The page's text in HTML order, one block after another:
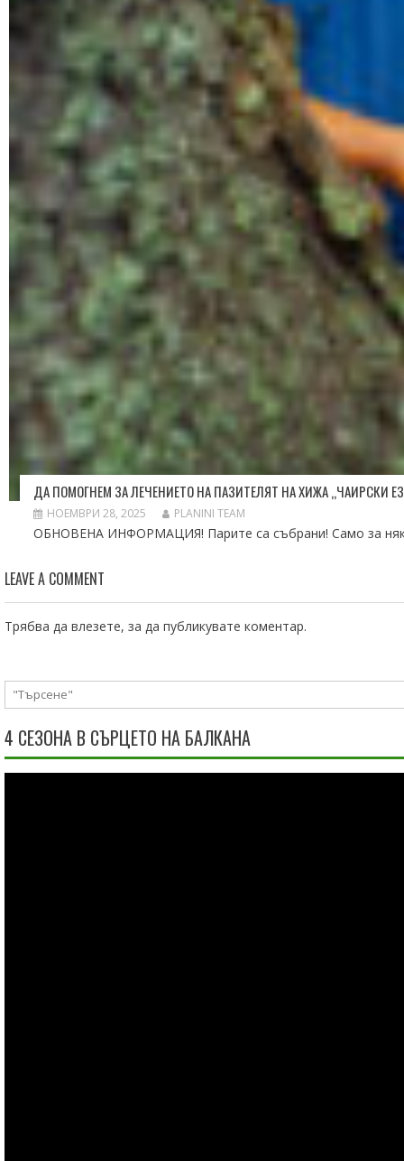
ДА ПОМОГНЕМ ЗА ЛЕЧЕНИЕТО НА ПАЗИТЕЛЯТ НА ХИЖА „ЧАИРСКИ
НОЕМВРИ 28, 2025 PLANINI TEAM
ОБНОВЕНА ИНФОРМАЦИЯ! Парите са събрани! Само за
LEAVE A COMMENT
Трябва да влезете, за да публикувате коментар.
4 СЕЗОНА В СЪРЦЕТО НА БАЛКАНА